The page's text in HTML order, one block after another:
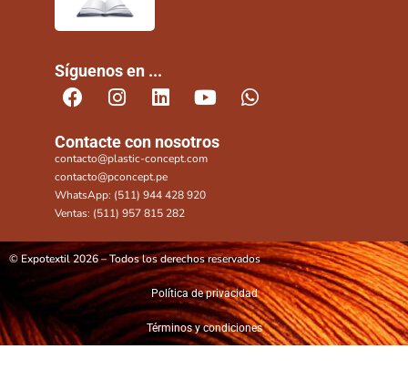
Síguenos en ...
Contacte con nosotros
contacto@plastic-concept.com
contacto@pconcept.pe
WhatsApp: (511) 944 428 920
Ventas: (511) 957 815 282
© Expotextil 2026 – Todos los derechos reservados
Política de privacidad
Términos y condiciones